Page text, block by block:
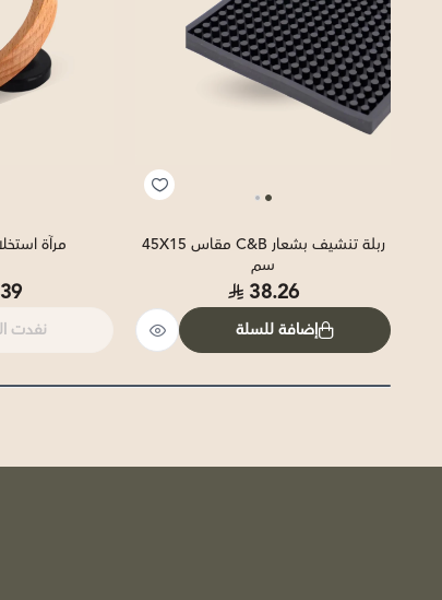
ربلة تنشيف بشعار C&B مقاس 45X15
سم
38.26
إضافة للسلة
مرآة
نفدت